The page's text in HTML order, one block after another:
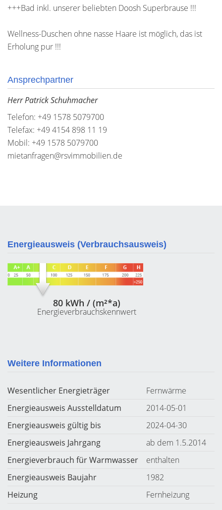
+++Bad inkl. unserer beliebten Doosh Superbrause !!!
Wellness-Duschen ohne nasse Haare ist möglich, das ist
Erholung pur !!!
Ansprechpartner
Herr Patrick Schuhmacher
Telefon: +49 1578 5079700
Telefax: +49 4154 898 11 19
Mobil: +49 1578 5079700
mietanfragen@rsvimmobilien.de
Energieausweis (Verbrauchsausweis)
80 kWh / (m²*a)
Energieverbrauchskennwert
Weitere Informationen
Wesentlicher Energieträger
Fernwärme
Energieausweis Ausstelldatum
2014-05-01
Energieausweis gültig bis
2024-04-30
Energieausweis Jahrgang
ab dem 1.5.2014
Energieverbrauch für Warmwasser
enthalten
Energieausweis Baujahr
1982
Heizung
Fernheizung